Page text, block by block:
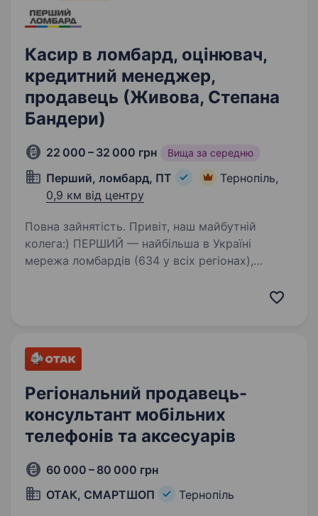
Касир в ломбард, оцінювач,
кредитний менеджер,
продавець (Живова, Степана
Бандери)
22 000 – 32 000 грн Вища за середню
Перший, ломбард, ПТ
Тернопіль,
0,9 км від центру
Повна зайнятість. Привіт, наш майбутній
колега:) ПЕРШИЙ — найбільша в Україні
мережа ломбардів (634 у всіх регіонах),
отримати різні фінансові послуги та купити
Регіональний продавець-
консультант мобільних
телефонів та аксесуарів
60 000 – 80 000 грн
ОТАК, СМАРТШОП
Тернопіль